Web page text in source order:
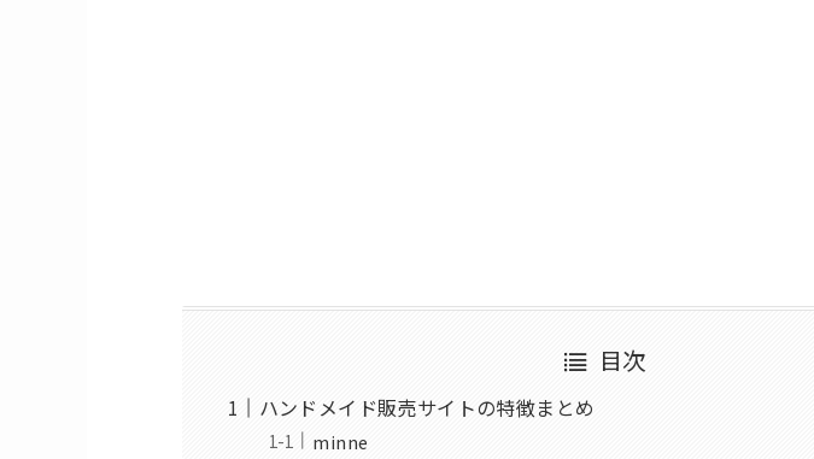
目次
ハンドメイド販売サイトの特徴まとめ
minne